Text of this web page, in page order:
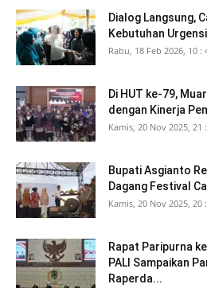
Dialog Langsung,
Kebutuhan
Rabu, 18 Feb 2026, 10 :
Di HUT ke-79,
dengan Kinerja
Kamis, 20 Nov 2025, 21
Bupati Asgianto
Dagang Festival
Kamis, 20 Nov 2025, 20
Rapat Paripurna
PALI Sampaikan
Raperda...